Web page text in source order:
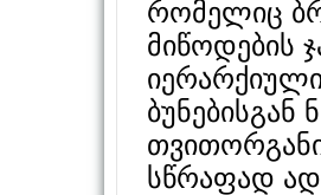
რომელიც
მიწოდების
ბუნებისგან
სწრაფად